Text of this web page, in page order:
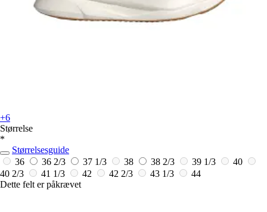
+6
Størrelse
*
Størrelsesguide
36
36 2/3 37 1/3 38 38 2/3 39 1/3
40
40 2/3
41 1/3 42 42 2/3 43 1/3
44
Dette felt er påkrævet